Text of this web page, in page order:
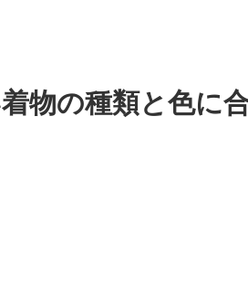
物の種類と色に